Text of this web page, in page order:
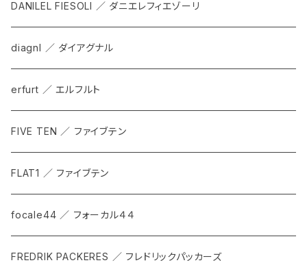
DANILEL FIESOLI ／ ダニエレフィエゾーリ
diagnl ／ ダイアグナル
erfurt ／ エルフルト
FIVE TEN ／ ファイブテン
FLAT1 ／ ファイブテン
focale44 ／ フォーカル４４
FREDRIK PACKERES ／ フレドリックパッカーズ